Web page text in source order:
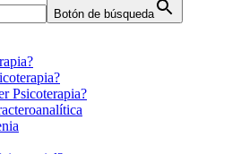
Botón de búsqueda
Psicoterapia?